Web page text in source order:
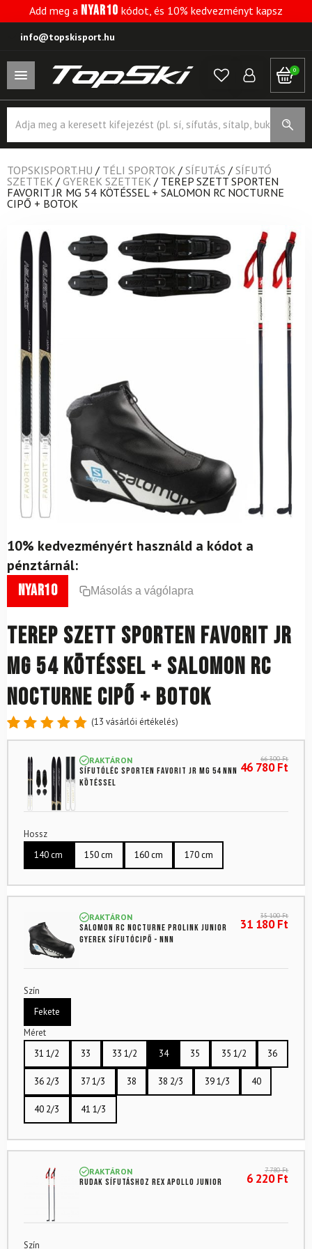
Add meg a NYAR10 kódot, és 10% kedvezményt kapsz
info@topskisport.hu
0
search
TOPSKISPORT.HU / TÉLI SPORTOK / SÍFUTÁS / SÍFUTÓ
SZETTEK / GYEREK SZETTEK / TEREP SZETT SPORTEN
FAVORIT JR MG 54 KÖTÉSSEL + SALOMON RC NOCTURNE
CIPŐ + BOTOK
10% kedvezményért használd a kódot a
pénztárnál:
nyar10 Másolás a vágólapra
Terep szett SPORTEN Favorit Jr
Mg 54 kötéssel + SALOMON RC
Nocturne cipő + botok
Értékelés
5-ből,
13
értékelés
alapján
(13 vásárlói értékelés)
RAKTÁRON
Sífutóléc SPORTEN Favorit Jr Mg 54 NNN
kötéssel
66 300Ft
46 780Ft
Hossz
140 cm
150 cm 160 cm 170 cm
RAKTÁRON
SALOMON RC Nocturne Prolink Junior
gyerek sífutócipő - NNN
35 100Ft
31 180Ft
Szín
Fekete
Méret
31 1/2
33 33 1/2 34 35 35 1/2 36
36 2/3 37 1/3 38 38 2/3 39 1/3 40
40 2/3 41 1/3
RAKTÁRON
Rudak sífutáshoz REX Apollo Junior
7 780Ft
6 220Ft
Szín